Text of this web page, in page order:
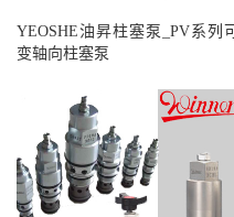
YEOSHE油昇柱塞泵_PV系列可
变轴向柱塞泵